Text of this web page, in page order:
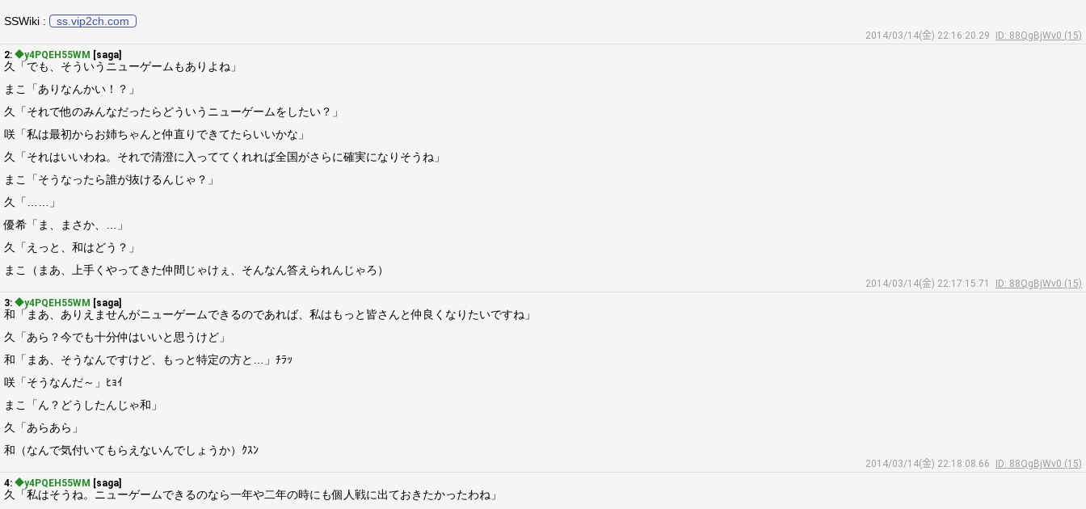
SSWiki : ss.vip2ch.com
2014/03/14(金) 22:16:20.29
ID: 88QgBjWv0 (15)
2: ◆y4PQEH55WM [saga]
久「でも、そういうニューゲームもありよね」
まこ「ありなんかい！？」
久「それで他のみんなだったらどういうニューゲームをしたい？」
咲「私は最初からお姉ちゃんと仲直りできてたらいいかな」
久「それはいいわね。それで清澄に入っててくれれば全国がさらに確実になりそうね」
まこ「そうなったら誰が抜けるんじゃ？」
久「……」
優希「ま、まさか、…」
久「えっと、和はどう？」
まこ（まあ、上手くやってきた仲間じゃけぇ、そんなん答えられんじゃろ）
2014/03/14(金) 22:17:15.71
ID: 88QgBjWv0 (15)
3: ◆y4PQEH55WM [saga]
和「まあ、ありえませんがニューゲームできるのであれば、私はもっと皆さんと仲良くなりたいですね」
久「あら？今でも十分仲はいいと思うけど」
和「まあ、そうなんですけど、もっと特定の方と…」ﾁﾗｯ
咲「そうなんだ～」ﾋｮｲ
まこ「ん？どうしたんじゃ和」
久「あらあら」
和（なんで気付いてもらえないんでしょうか）ｸｽﾝ
2014/03/14(金) 22:18:08.66
ID: 88QgBjWv0 (15)
4: ◆y4PQEH55WM [saga]
久「私はそうね。ニューゲームできるのなら一年や二年の時にも個人戦に出ておきたかったわね」